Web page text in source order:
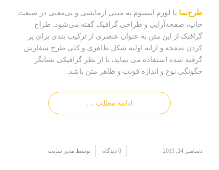
طرح‌نما یا لورم ایپسوم به متنی آزمایشی و بی‌معنی در صنعت
چاپ، صفحه‌آرایی و طراحی گرافیک گفته می‌شود. طراح
گرافیک از این متن به عنوان عنصری از ترکیب بندی برای پر
کردن صفحه و ارایه اولیه شکل ظاهری و کلی طرح سفارش
گرفته شده استفاده می نماید، تا از نظر گرافیکی نشانگر
چگونگی نوع و اندازه فونت و ظاهر متن باشد.
ادامه مطلب …
دسامبر 24, 2013 0 دیدگاه توسط مدیر سایت